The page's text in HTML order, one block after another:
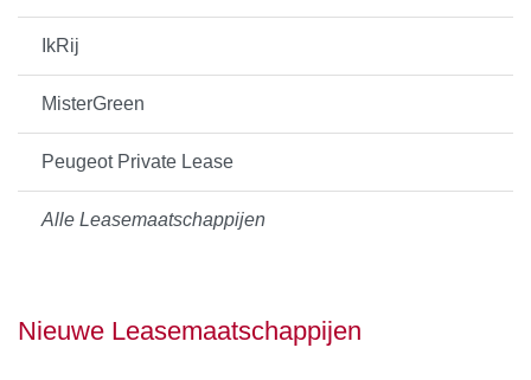
IkRij
MisterGreen
Peugeot Private Lease
Alle Leasemaatschappijen
Nieuwe Leasemaatschappijen